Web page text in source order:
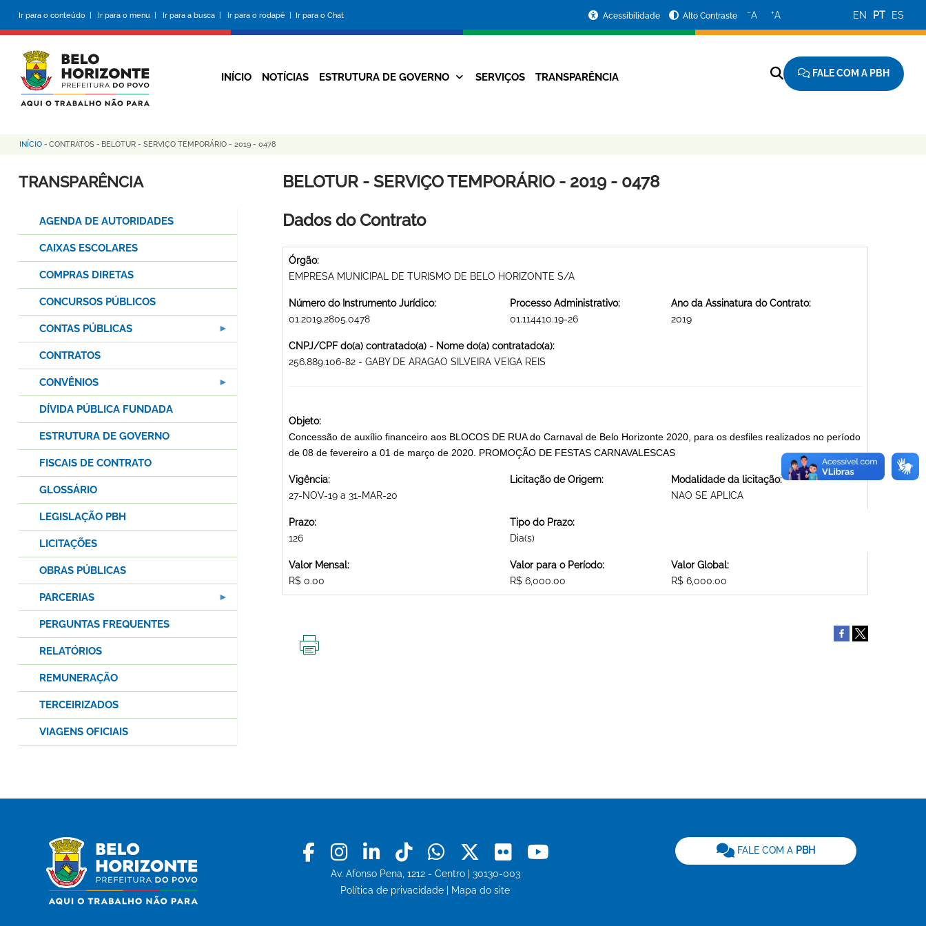
conteúdo
principal
Ir para o conteúdo | Ir para o menu | Ir para a busca | Ir para o rodapé | Ir para o Chat
da
Prefeitura
Acessibilidade Alto Contraste −A +A EN PT ES
Navegação
INÍCIO NOTÍCIAS ESTRUTURA DE GOVERNO SERVIÇOS TRANSPARÊNCIA FALE COM A PBH
Trilha
de
INÍCIO - CONTRATOS - BELOTUR - SERVIÇO TEMPORÁRIO - 2019 - 0478
BELOTUR - SERVIÇO TEMPORÁRIO - 2019 - 0478
Dados do Contrato
Órgão:
EMPRESA MUNICIPAL DE TURISMO DE BELO HORIZONTE S/A
Número do Instrumento Jurídico:
01.2019.2805.0478
Processo Administrativo:
01.114410.19-26
Ano da Assinatura do Contrato:
2019
CNPJ/CPF do(a) contratado(a) - Nome do(a) contratado(a):
256.889.106-82 - GABY DE ARAGAO SILVEIRA VEIGA REIS
Objeto:
Concessão de auxílio financeiro aos BLOCOS DE RUA do Carnaval de Belo Horizonte 2020, para os desfiles realizados no período
de 08 de fevereiro a 01 de março de 2020. PROMOÇÃO DE FESTAS CARNAVALESCAS
Vigência:
27-NOV-19 a 31-MAR-20
Licitação de Origem:
Modalidade da licitação:
NAO SE APLICA
Prazo:
126
Tipo do Prazo:
Dia(s)
Valor Mensal:
R$ 0.00
Valor para o Período:
R$ 6,000.00
Valor Global:
R$ 6,000.00
TRANSPARÊNCIA
AGENDA DE AUTORIDADES
CAIXAS ESCOLARES
COMPRAS DIRETAS
CONCURSOS PÚBLICOS
CONTAS PÚBLICAS
CONTRATOS
CONVÊNIOS
DÍVIDA PÚBLICA FUNDADA
ESTRUTURA DE GOVERNO
FISCAIS DE CONTRATO
GLOSSÁRIO
LEGISLAÇÃO PBH
LICITAÇÕES
OBRAS PÚBLICAS
PARCERIAS
PERGUNTAS FREQUENTES
RELATÓRIOS
REMUNERAÇÃO
TERCEIRIZADOS
VIAGENS OFICIAIS
Facebook
Instagram
LinkedinTiktokWhatsapp
X Flickr
Av. Afonso Pena, 1212 - Centro | 30130-003
Política de privacidade
Mapa do site
FALE COM A PBH